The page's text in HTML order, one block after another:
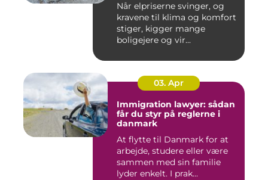
Når elpriserne svinger, og
kravene til klima og komfort
stiger, kigger mange
boligejere og vir...
03. Apr
Immigration lawyer: sådan
får du styr på reglerne i
danmark
At flytte til Danmark for at
arbejde, studere eller være
sammen med sin familie
lyder enkelt. I prak...